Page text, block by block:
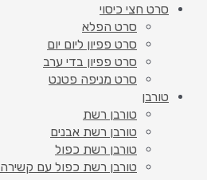
סרט חצי כיסוי
סרט הפלא
סרט פפיון ליום יום
סרט פפיון בדי ערב
סרט מניפה פטנט
טורבן
טורבן רשת
טורבן רשת אבנים
טורבן רשת כפול
טורבן רשת כפול עם קשירה